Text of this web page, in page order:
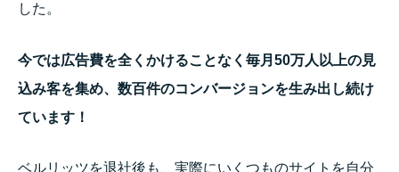
した。
今では広告費を全くかけることなく毎月50万人以上の見
込み客を集め、数百件のコンバージョンを生み出し続け
ています！
ベルリッツを退社後も、実際にいくつものサイトを自分